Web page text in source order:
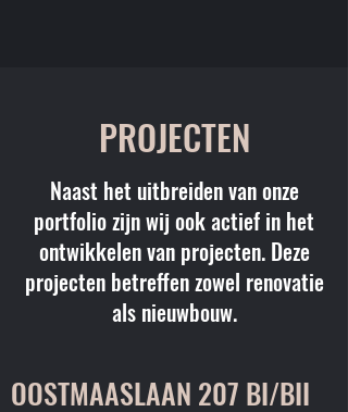
PROJECTEN
Naast het uitbreiden van onze
portfolio zijn wij ook actief in het
ontwikkelen van projecten. Deze
projecten betreffen zowel renovatie
als nieuwbouw.
OOSTMAASLAAN 207 BI/BII